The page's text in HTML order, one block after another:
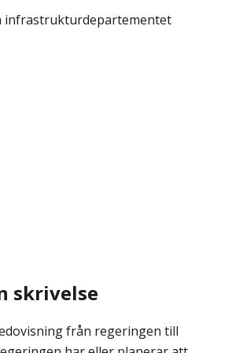
infrastrukturdepartementet
skrivelse
från regeringen till